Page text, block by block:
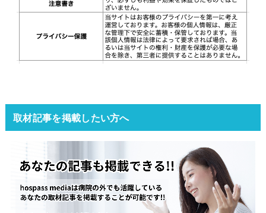
取材記事を掲載したい方へ